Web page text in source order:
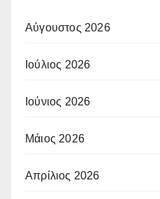
Αύγουστος 2026
Ιούλιος 2026
Ιούνιος 2026
Μάιος 2026
Απρίλιος 2026